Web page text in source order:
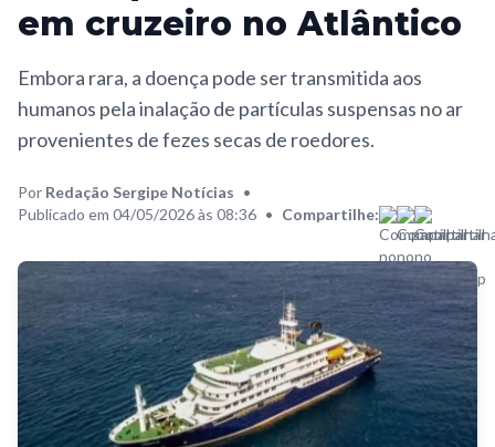
em cruzeiro no Atlântico
Embora rara, a doença pode ser transmitida aos
humanos pela inalação de partículas suspensas no ar
provenientes de fezes secas de roedores.
Por Redação Sergipe Notícias •
Publicado em 04/05/2026 às 08:36 • Compartilhe: